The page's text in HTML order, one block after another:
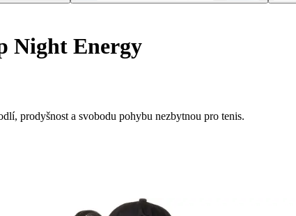
Night Energy
prodyšnost a svobodu pohybu nezbytnou pro tenis.